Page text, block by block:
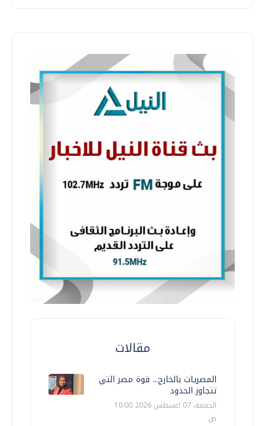
مقالات
المصريات بالخارج... قوة مصر التي
تتجاوز الحدود
الجمعة، 07 اغسطس 2026 10:00
ص